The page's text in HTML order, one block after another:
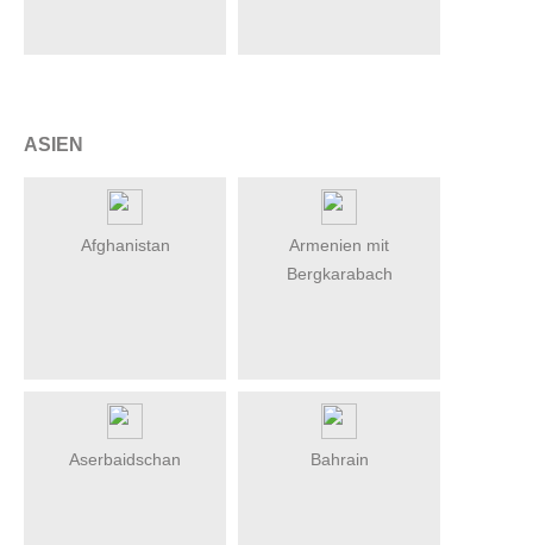
ASIEN
Afghanistan
Armenien mit
Bergkarabach
Aserbaidschan Bahrain